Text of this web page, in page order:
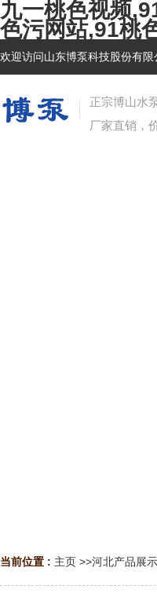
九一桃色视频
色污网站,91桃
欢迎访问山东博泵科技股份有限
正宗博山水
厂家直销
当前位置 : 主页 >>河北产品展示